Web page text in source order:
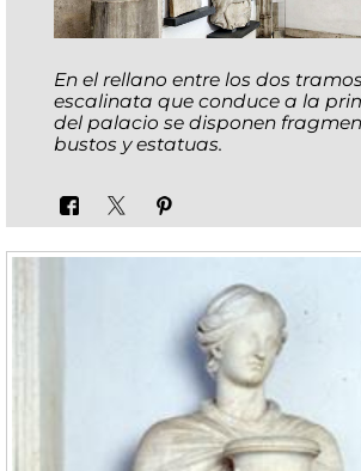
En el rellano entre los dos
escalinata que conduce a la
del palacio se disponen
bustos y estatuas.